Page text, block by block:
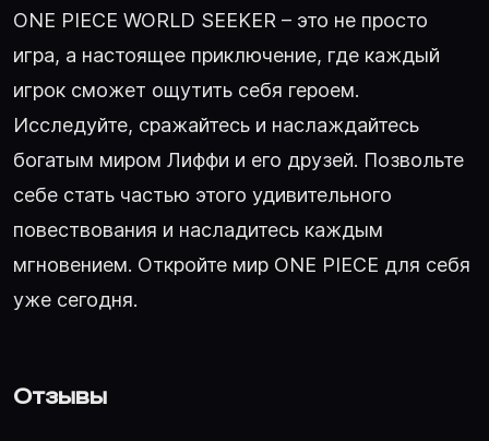
ONE PIECE WORLD SEEKER – это не просто
игра, а настоящее приключение, где каждый
игрок сможет ощутить себя героем.
Исследуйте, сражайтесь и наслаждайтесь
богатым миром Лиффи и его друзей. Позвольте
себе стать частью этого удивительного
повествования и насладитесь каждым
мгновением. Откройте мир ONE PIECE для себя
уже сегодня.
Отзывы